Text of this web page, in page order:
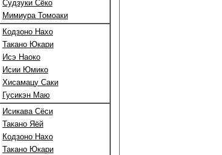
Судзуки Сёко
Мимиура Томоаки
Кодзоно Нахо
Такано Юкари
Исэ Наоко
Исии Юмико
Хисамацу Саки
Гусикэн Маю
Исикава Сёси
Такано Яёй
Кодзоно Нахо
Такано Юкари